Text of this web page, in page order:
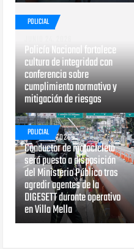
POLICIAL
Policía Nacional fortalece
cultura de integridad con
conferencia sobre
cumplimiento normativo y
mitigación de riesgos
POLICIAL
MAYO 29, 2026
Conductor de motocicleta
será puesto a disposición
del Ministerio Público tras
agredir agentes de la
DIGESETT durante operativo
en Villa Mella